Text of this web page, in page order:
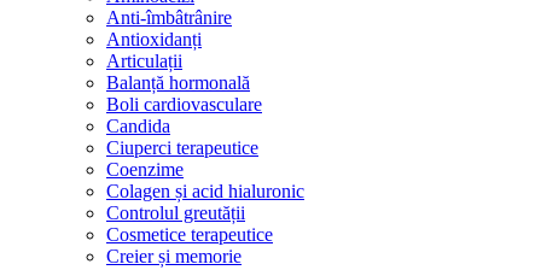
Anti-îmbâtrânire
Antioxidanți
Articulații
Balanță hormonală
Boli cardiovasculare
Candida
Ciuperci terapeutice
Coenzime
Colagen și acid hialuronic
Controlul greutății
Cosmetice terapeutice
Creier și memorie